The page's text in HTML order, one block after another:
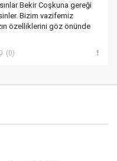
Bekir Coşkuna gereği
Bizim vazifemiz
özelliklerini göz önünde
(0)